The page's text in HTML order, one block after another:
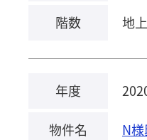
階数 地
年度
物件名 N